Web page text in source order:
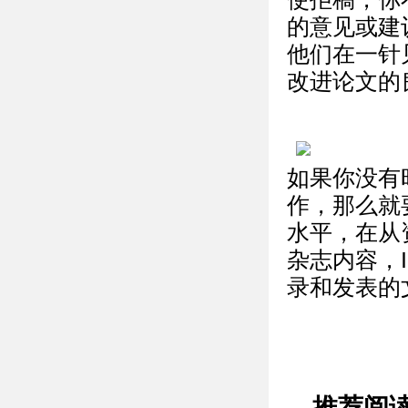
的意见或
他们在一针
改进论文
如果你没有
作，那么就
水平，在
杂志内容
录和发表的